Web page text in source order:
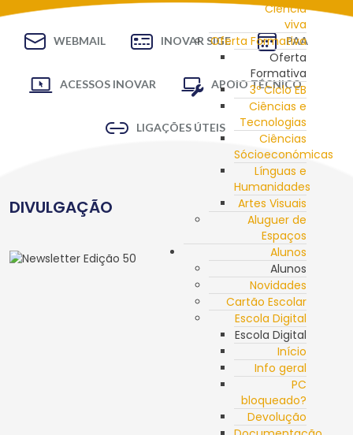
Ciência
viva
Oferta Formativa
Oferta
Formativa
3º Ciclo EB
Ciências e
Tecnologias
Ciências
Sócioeconómicas
Línguas e
Humanidades
Artes Visuais
Aluguer de
Espaços
Alunos
Alunos
Novidades
Cartão Escolar
Escola Digital
Escola Digital
Início
Info geral
PC
bloqueado?
Devolução
WEBMAIL INOVAR SIGE PAA
ACESSOS INOVAR APOIO TÉCNICO
LIGAÇÕES ÚTEIS
DIVULGAÇÃO